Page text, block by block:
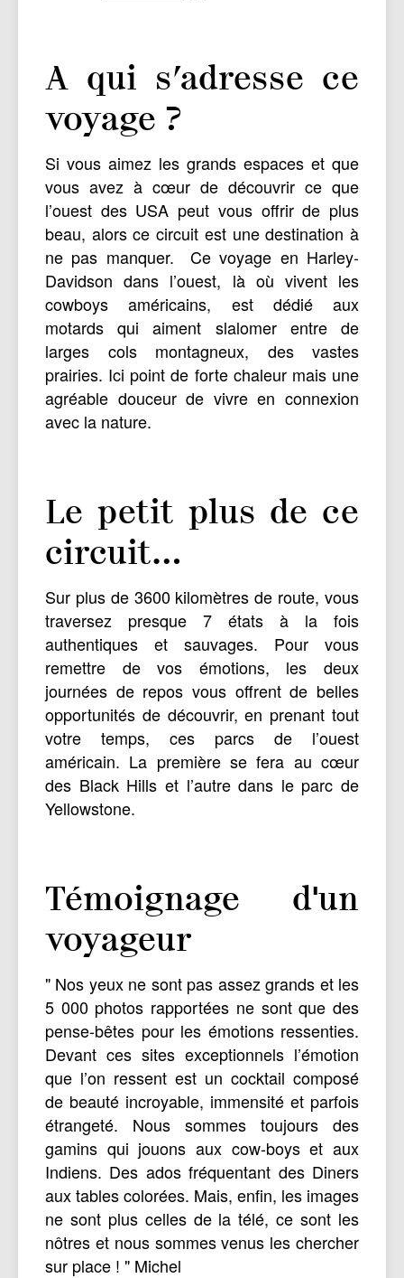
A qui s’adresse ce
voyage ?
Si vous aimez les grands espaces et que
vous avez à cœur de découvrir ce que
l’ouest des USA peut vous offrir de plus
beau, alors ce circuit est une destination à
ne pas manquer. Ce voyage en Harley-
Davidson dans l’ouest, là où vivent les
cowboys américains, est dédié aux
motards qui aiment slalomer entre de
larges cols montagneux, des vastes
prairies. Ici point de forte chaleur mais une
agréable douceur de vivre en connexion
avec la nature.
Le petit plus de ce
circuit…
Sur plus de 3600 kilomètres de route, vous
traversez presque 7 états à la fois
authentiques et sauvages. Pour vous
remettre de vos émotions, les deux
journées de repos vous offrent de belles
opportunités de découvrir, en prenant tout
votre temps, ces parcs de l’ouest
américain. La première se fera au cœur
des Black Hills et l’autre dans le parc de
Yellowstone.
Témoignage d'un
voyageur
" Nos yeux ne sont pas assez grands et les
5 000 photos rapportées ne sont que des
pense-bêtes pour les émotions ressenties.
Devant ces sites exceptionnels l’émotion
que l’on ressent est un cocktail composé
de beauté incroyable, immensité et parfois
étrangeté. Nous sommes toujours des
gamins qui jouons aux cow-boys et aux
Indiens. Des ados fréquentant des Diners
aux tables colorées. Mais, enfin, les images
ne sont plus celles de la télé, ce sont les
nôtres et nous sommes venus les chercher
sur place ! " Michel